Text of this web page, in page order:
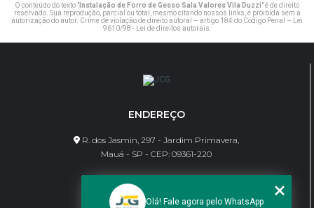
O conteúdo do texto " Instalação de Forro de Gesso Sala Valores Vila Duzzi" é de direito
reservado. Sua reprodução, parcial ou total, mesmo citando nossos links, é proibida sem a
autorização do autor. Crime de violação de direito autoral – artigo 184 do Código Penal –
Lei
9610/98 - Lei de direitos autorais
ENDEREÇO
R. dos Jasmin, 297 - Jardim Primavera,
Mauá - SP - CEP: 09361-220
CONTATO
Olá! Fale agora pelo WhatsApp